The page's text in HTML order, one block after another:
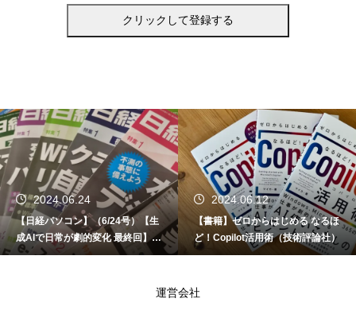
2024.06.24
【日経パソコン】（6/24号）【生
成AIで日常が劇的変化 最終回】 A
I時代のアプリケーション／サービ
2024.06.12
【書籍】ゼロからはじめる なるほ
ど！Copilot活用術（技術評論社）
運営会社